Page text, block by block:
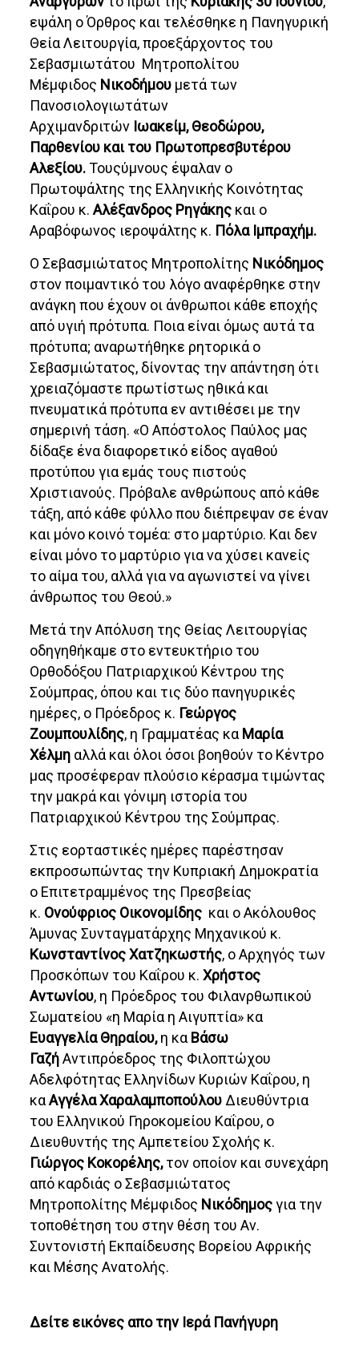
εψάλη ο Όρθρος και τελέσθηκε η Πανηγυρική
Θεία Λειτουργία, προεξάρχοντος του
Σεβασμιωτάτου Μητροπολίτου
Μέμφιδος Νικοδήμου μετά των
Πανοσιολογιωτάτων
Αρχιμανδριτών Ιωακείμ, Θεοδώρου,
Παρθενίου και του Πρωτοπρεσβυτέρου
Αλεξίου.Τουςύμνους έψαλαν ο
Πρωτοψάλτης της Ελληνικής Κοινότητας
Καΐρου κ.Αλέξανδρος Ρηγάκης και ο
Αραβόφωνος ιεροψάλτης κ. Πόλα Ιμπραχήμ.
Ο Σεβασμιώτατος Μητροπολίτης Νικόδημος
στον ποιμαντικό του λόγο αναφέρθηκε στην
ανάγκη που έχουν οι άνθρωποι κάθε εποχής
από υγιή πρότυπα. Ποια είναι όμως αυτά τα
πρότυπα; αναρωτήθηκε ρητορικά ο
Σεβασμιώτατος, δίνοντας την απάντηση ότι
χρειαζόμαστε πρωτίστως ηθικά και
πνευματικά πρότυπα εν αντιθέσει με την
σημερινή τάση. «Ο Απόστολος Παύλος μας
δίδαξε ένα διαφορετικό είδος αγαθού
προτύπου για εμάς τους πιστούς
Χριστιανούς. Πρόβαλε ανθρώπους από κάθε
τάξη, από κάθε φύλλο που διέπρεψαν σε έναν
και μόνο κοινό τομέα: στο μαρτύριο. Και δεν
είναι μόνο το μαρτύριο για να χύσει κανείς
το αίμα του, αλλά για να αγωνιστεί να γίνει
άνθρωπος του Θεού.»
Μετά την Απόλυση της Θείας Λειτουργίας
οδηγηθήκαμε στο εντευκτήριο του
Ορθοδόξου Πατριαρχικού Κέντρου της
Σούμπρας, όπου και τις δύο πανηγυρικές
ημέρες, ο Πρόεδρος κ. Γεώργος
Ζουμπουλίδης, η Γραμματέας κα Μαρία
Χέλμη αλλά και όλοι όσοι βοηθούν το Κέντρο
μας προσέφεραν πλούσιο κέρασμα τιμώντας
την μακρά και γόνιμη ιστορία του
Πατριαρχικού Κέντρου της Σούμπρας.
Στις εορταστικές ημέρες παρέστησαν
εκπροσωπώντας την Κυπριακή Δημοκρατία
ο Επιτετραμμένος της Πρεσβείας
κ. Ονούφριος Οικονομίδης και ο Ακόλουθος
Άμυνας Συνταγματάρχης Μηχανικού κ.
Κωνσταντίνος Χατζηκωστής, ο Αρχηγός των
Προσκόπων του Καΐρου κ.Χρήστος
Αντωνίου, η Πρόεδρος του Φιλανρθωπικού
Σωματείου «η Μαρία η Αιγυπτία» κα
Ευαγγελία Θηραίου,η καΒάσω
ΓαζήΑντιπρόεδρος της Φιλοπτώχου
Αδελφότητας Ελληνίδων Κυριών Καΐρου, η
καΑγγέλα ΧαραλαμποπούλουΔιευθύντρια
του Ελληνικού Γηροκομείου Καΐρου, ο
Διευθυντής της Αμπετείου Σχολής κ.
Γιώργος Κοκορέλης,τον οποίον και συνεχάρη
από καρδιάς ο Σεβασμιώτατος
Μητροπολίτης Μέμφιδος Νικόδημοςγια την
τοποθέτηση του στην θέση του Αν.
Συντονιστή Εκπαίδευσης Βορείου Αφρικής
και Μέσης Ανατολής.
Δείτε εικόνες απο την Ιερά Πανήγυρη